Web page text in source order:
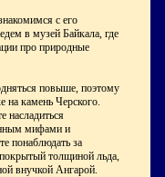
с его
в музей Байкала, где
про природные
повыше, поэтому
на камень Черского.
насладиться
мифами и
понаблюдать за
толщиной льда,
внучкой Ангарой.